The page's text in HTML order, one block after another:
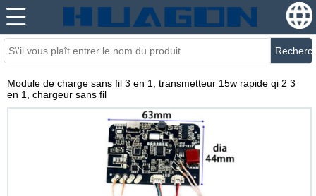
Module de charge sans fil 3 en 1, transmetteur 15w rapide qi 2 3
en 1, chargeur sans fil